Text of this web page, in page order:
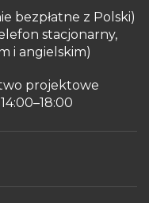
bezpłatne z Polski)
stacjonarny,
i angielskim)
projektowe